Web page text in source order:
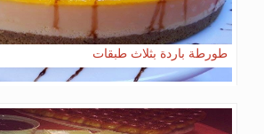
طورطة باردة بثلاث طبقات